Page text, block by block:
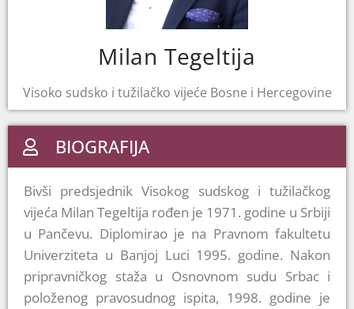
Milan Tegeltija
Visoko sudsko i tužilačko vijeće Bosne i Hercegovine
BIOGRAFIJA
Bivši predsjednik Visokog sudskog i tužilačkog
vijeća Milan Tegeltija rođen je 1971. godine u Srbiji
u Pančevu. Diplomirao je na Pravnom fakultetu
Univerziteta u Banjoj Luci 1995. godine. Nakon
pripravničkog staža u Osnovnom sudu Srbac i
položenog pravosudnog ispita, 1998. godine je